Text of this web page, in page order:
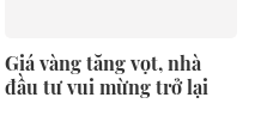
Giá vàng tăng vọt, nhà
đầu tư vui mừng trở lại